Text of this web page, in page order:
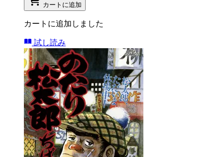
カートに追加
カートに追加しました
試し読み